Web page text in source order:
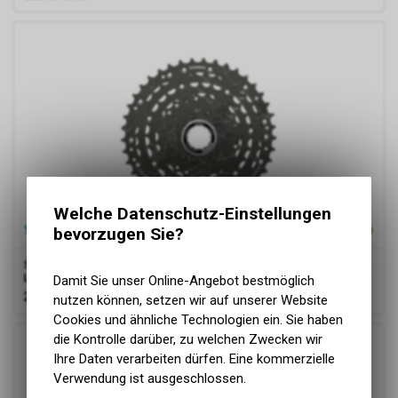
Shimano
Linkglide
27.70 CHF
Welche Datenschutz-Einstellungen
bevorzugen Sie?
Damit Sie unser Online-Angebot bestmöglich
nutzen können, setzen wir auf unserer Website
Cookies und ähnliche Technologien ein. Sie haben
die Kontrolle darüber, zu welchen Zwecken wir
Ihre Daten verarbeiten dürfen. Eine kommerzielle
Verwendung ist ausgeschlossen.